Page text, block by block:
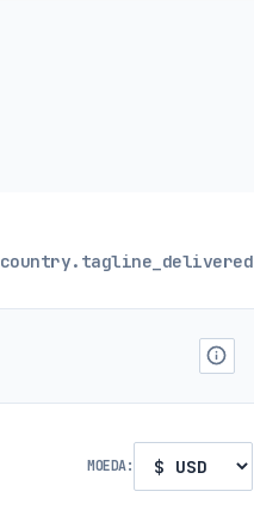
country.tagline_delivered
MOEDA: